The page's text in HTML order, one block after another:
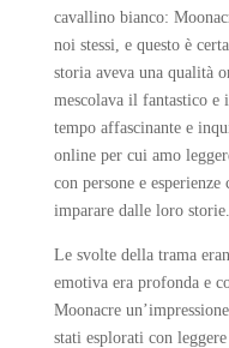
cavallino bianco:
noi stessi, e questo è
storia aveva una qualità
mescolava il fantastico e
tempo affascinante e
online per cui amo
con persone e
imparare dalle loro storie.
Le svolte della trama
emotiva era profonda e
Moonacre
stati esplorati con